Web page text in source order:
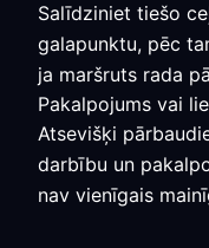
Salīdziniet tiešo
galapunktu, pēc
ja maršruts rada
Pakalpojums vai
Atsevišķi
darbību un
nav vienīgais